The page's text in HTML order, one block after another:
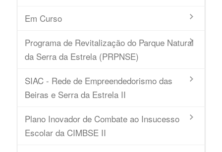
Em Curso
Programa de Revitalização do Parque Natural
da Serra da Estrela (PRPNSE)
SIAC - Rede de Empreendedorismo das
Beiras e Serra da Estrela II
Plano Inovador de Combate ao Insucesso
Escolar da CIMBSE II